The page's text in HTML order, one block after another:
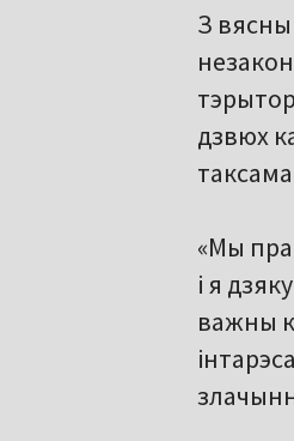
З вясны
дзвюх
«Мы
і я
важны